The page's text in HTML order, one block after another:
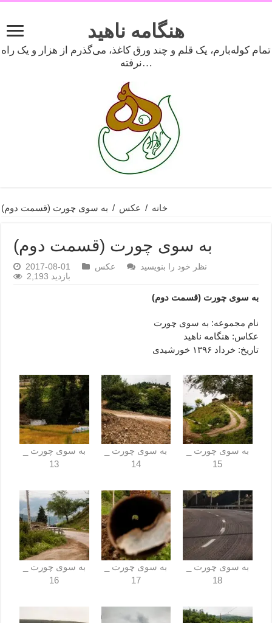
هنگامه ناهید
تمام کوله‌بارم، یک قلم و چند ورق کاغذ، می‌گذرم از هزار و یک راه
نرفته…
خانه / عکس / به سوی چورت (قسمت دوم)
به سوی چورت (قسمت دوم)
2017-08-01 عکس
نظر خود را بنویسید
2,193 بازدید
به سوی چورت (قسمت دوم)
نام مجموعه: به ‌سوی چورت
عکاس: هنگامه ناهید
تاریخ: خرداد ۱۳۹۶ خورشیدی
به ‌سوی چورت _
13
به ‌سوی چورت _
14
به ‌سوی چورت _
15
به ‌سوی چورت _
16
به ‌سوی چورت _
17
به ‌سوی چورت _
18